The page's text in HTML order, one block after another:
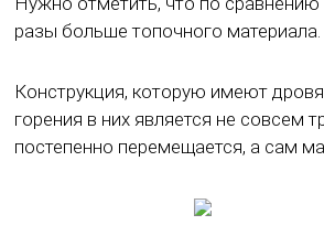
разы больше топочного
Конструкция, которую имеют
горения в них является не совсем
постепенно перемещается, а сам